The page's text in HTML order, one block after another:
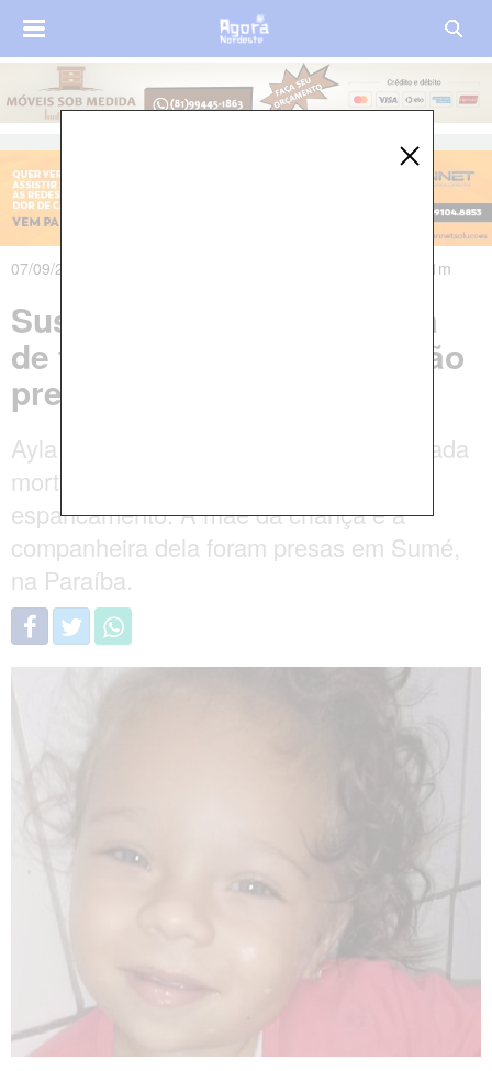
07/09/2021 às 21h16m - Atualizado em 07/09/2021 às 23h41m
Suspeitas de matar menina
de três anos em Caruaru são
presas na Paraíba
Ayla Lorena Ribeiro da Silva foi encontrada
morta dentro de casa com sinais de
espancamento. A mãe da criança e a
companheira dela foram presas em Sumé,
na Paraíba.